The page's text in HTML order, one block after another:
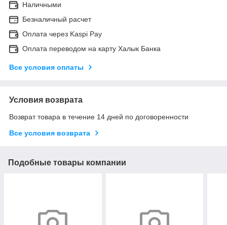
Наличными
Безналичный расчет
Оплата через Kaspi Pay
Оплата переводом на карту Халык Банка
Все условия оплаты
Условия возврата
Возврат товара в течение 14 дней по договоренности
Все условия возврата
Подобные товары компании